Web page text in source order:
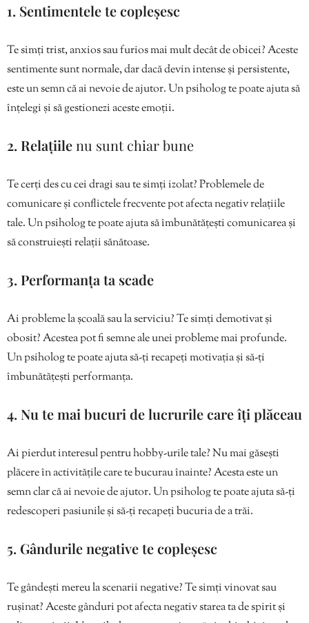
1. Sentimentele te copleșesc
Te simți trist, anxios sau furios mai mult decât de obicei? Aceste
sentimente sunt normale, dar dacă devin intense și persistente,
este un semn că ai nevoie de ajutor. Un psiholog te poate ajuta să
înțelegi și să gestionezi aceste emoții.
2. Relațiilenu sunt chiar bune
Te cerți des cu cei dragi sau te simți izolat? Problemele de
comunicare și conflictele frecvente pot afecta negativ relațiile
tale. Un psiholog te poate ajuta să îmbunătățești comunicarea și
să construiești relații sănătoase.
3. Performanța ta scade
Ai probleme la școală sau la serviciu? Te simți demotivat și
obosit? Acestea pot fi semne ale unei probleme mai profunde.
Un psiholog te poate ajuta să-ți recapeți motivația și să-ți
îmbunătățești performanța.
4. Nu te mai bucuri de lucrurile care îți plăceau
Ai pierdut interesul pentru hobby-urile tale? Nu mai găsești
plăcere în activitățile care te bucurau înainte? Acesta este un
semn clar că ai nevoie de ajutor. Un psiholog te poate ajuta să-ți
redescoperi pasiunile și să-ți recapeți bucuria de a trăi.
5. Gândurile negative te copleșesc
Te gândești mereu la scenarii negative? Te simți vinovat sau
rușinat? Aceste gânduri pot afecta negativ starea ta de spirit și